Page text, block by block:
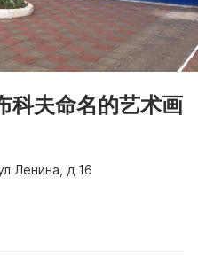
科夫命名的艺术画
Ленина, д 16